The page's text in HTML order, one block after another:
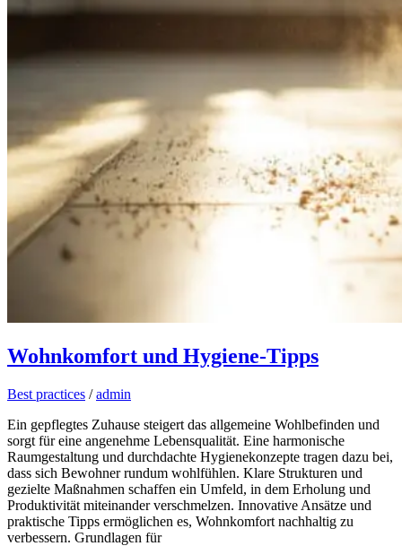
Wohnkomfort und Hygiene-Tipps
Best practices /admin
Ein gepflegtes Zuhause steigert das allgemeine Wohlbefinden und
sorgt für eine angenehme Lebensqualität. Eine harmonische
Raumgestaltung und durchdachte Hygienekonzepte tragen dazu bei,
dass sich Bewohner rundum wohlfühlen. Klare Strukturen und
gezielte Maßnahmen schaffen ein Umfeld, in dem Erholung und
Produktivität miteinander verschmelzen. Innovative Ansätze und
praktische Tipps ermöglichen es, Wohnkomfort nachhaltig zu
verbessern. Grundlagen für